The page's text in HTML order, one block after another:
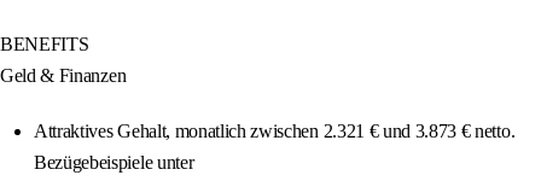
BENEFITS
Geld & Finanzen
Attraktives Gehalt, monatlich zwischen 2.321 € und 3.873 € netto.
Bezügebeispiele unter